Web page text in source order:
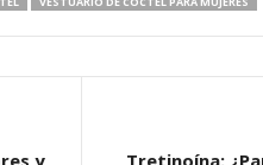
y
Tretinoína: